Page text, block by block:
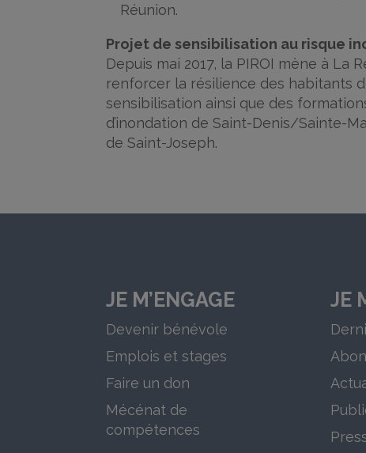
Réunion.
Projet de sensibilisation au risque
Depuis mai 2017, la PIROI mène à La
renforcer la résilience des habitants
sensibilisation ainsi que des
d’inondation de Saint-Denis/Sainte-
de Saint-Joseph.
JE M’ENGAGE
Devenir bénévole
Emplois et stages
Faire un don
Mécénat de
compétences
JE